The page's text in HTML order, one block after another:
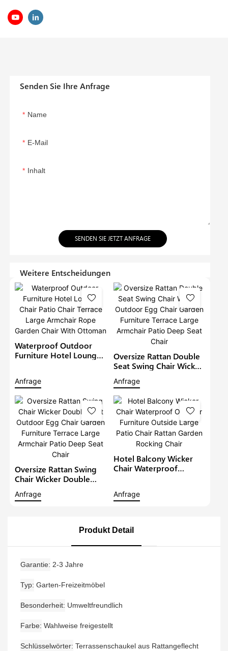
Senden Sie Ihre Anfrage
Name
E-Mail
Inhalt
SENDEN SIE JETZT ANFRAGE
Weitere Entscheidungen
Waterproof Outdoor
Furniture Hotel Lounge
Garden Chair With
Ottoman
Anfrage
Oversize Rattan Double
Seat Swing Chair Wicker
Outdoor Egg Chair
Garden Furniture Terrace
Large Armchair Patio
Deep Seat Chair
Anfrage
Oversize Rattan Swing
Chair Wicker Double
Garden Furniture Terrace
Anfrage
Hotel Balcony Wicker
Chair Waterproof
Chair Rattan Garden
Anfrage
Produkt Detail
Garantie 2-3 Jahre
Typ Garten-Freizeitmöbel
Besonderheit Umweltfreundlich
Farbe Wahlweise freigestellt
Schlüsselwörter Terrassenschaukel aus Rattangeflecht